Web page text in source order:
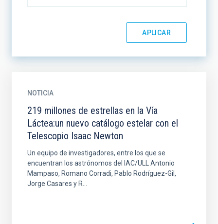
NOTICIA
219 millones de estrellas en la Vía
Láctea:un nuevo catálogo estelar con el
Telescopio Isaac Newton
Un equipo de investigadores, entre los que se
encuentran los astrónomos del IAC/ULL Antonio
Mampaso, Romano Corradi, Pablo Rodríguez-Gil,
Jorge Casares y R...